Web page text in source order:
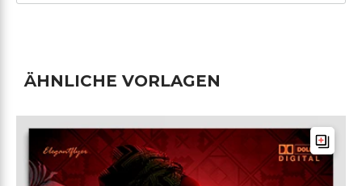
ÄHNLICHE VORLAGEN